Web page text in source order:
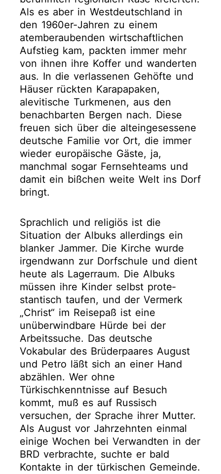
Als es aber in Westdeutschland in
den 1960er-Jahren zu einem
atemberaubenden wirtschaftlichen
Aufstieg kam, packten immer mehr
von ihnen ihre Koffer und wanderten
aus. In die verlassenen Gehöfte und
Häuser rückten Karapapaken,
alevitische Turkmenen, aus den
benachbarten Bergen nach. Diese
freuen sich über die alteingesessene
deutsche Familie vor Ort, die immer
wieder europäische Gäste, ja,
manchmal sogar Fernsehteams und
damit ein bißchen weite Welt ins Dorf
bringt.
Sprachlich und religiös ist die
Situation der Albuks allerdings ein
blanker Jammer. Die Kirche wurde
irgendwann zur Dorfschule und dient
heute als Lagerraum. Die Albuks
müssen ihre Kinder selbst prote­
stantisch taufen, und der Vermerk
„Christ“ im Reisepaß ist eine
unüberwindbare Hürde bei der
Arbeitssuche. Das deutsche
Vokabular des Brüderpaares August
und Petro läßt sich an einer Hand
abzählen. Wer ohne
Türkischkenntnisse auf Besuch
kommt, muß es auf Russisch
versuchen, der Sprache ihrer Mutter.
Als August vor Jahrzehnten einmal
einige Wochen bei Verwandten in der
BRD verbrachte, suchte er bald
Kontakte in der türkischen Gemeinde.